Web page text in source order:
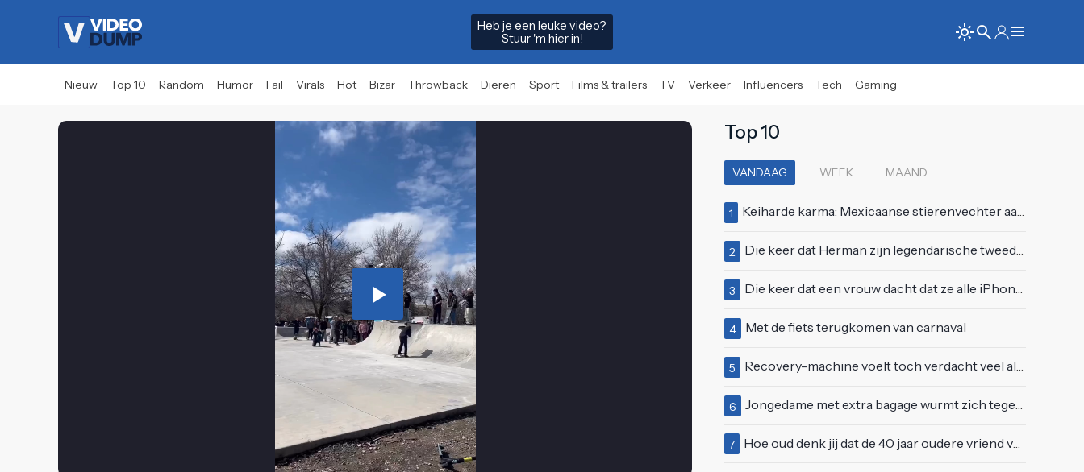
Heb je een leuke video?
Stuur 'm hier in!
Nieuw Top 10 Random Humor Fail Virals Hot Bizar Throwback Dieren Sport Films & trailers TV Verkeer Influencers Tech Gaming
Play
Video
Top 10
VANDAAG WEEK MAAND
1 Keiharde karma: Mexicaanse stierenvechter aan hoorn gespietst voor ogen van duizenden toeschouwers
2 Die keer dat Herman zijn legendarische tweede auditie bij Idols deed
3 Die keer dat een vrouw dacht dat ze alle iPhones wel op kon kopen
4 Met de fiets terugkomen van carnaval
5 Recovery-machine voelt toch verdacht veel als ander soort work-out
6 Jongedame met extra bagage wurmt zich tegen de stroom van de roltrap
7 Hoe oud denk jij dat de 40 jaar oudere vriend van Giulia is geworden?